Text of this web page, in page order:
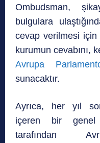
Ombudsman,
bulgulara
cevap verilmesi
kurumun cevabını,
Avrupa
sunacaktır.
Ayrıca, her yıl
içeren bir genel
tarafından